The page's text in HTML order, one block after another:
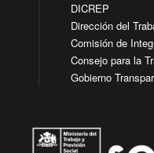
DICREP
Dirección del
Comisión de
Consejo para la
Gobierno